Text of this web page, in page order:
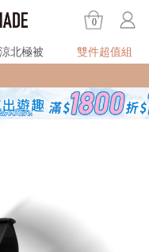
0
北極被
雙件超值組